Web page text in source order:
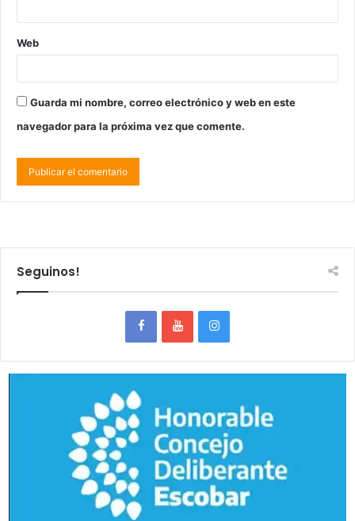
Web
Guarda mi nombre, correo electrónico y web en este
navegador para la próxima vez que comente.
Seguinos!